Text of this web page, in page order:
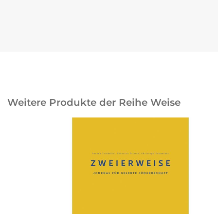
Weitere Produkte der Reihe Weise